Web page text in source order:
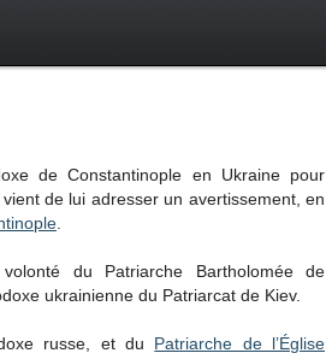
de Constantinople en Ukraine pour
de lui adresser un avertissement, en
du Patriarche Bartholomée de
ukrainienne du Patriarcat de Kiev.
russe, et du Patriarche de l’Église